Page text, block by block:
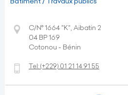
C/N° 1664 "K", Aibatin 2
04 BP 169
Cotonou - Bénin
Tel:(+229) 01 21 14 91 55